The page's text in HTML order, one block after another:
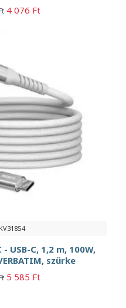
4 076 Ft
KV31854
- USB-C, 1,2 m, 100W,
szürke
5 585 Ft